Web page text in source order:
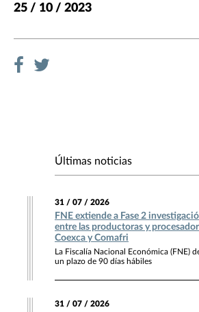
25 / 10 / 2023
Últimas noticias
31 / 07 / 2026
FNE extiende a Fase 2
entre las productoras y
Coexca y Comafri
La Fiscalía Nacional Económica (FNE)
un plazo de 90 días hábiles
31 / 07 / 2026